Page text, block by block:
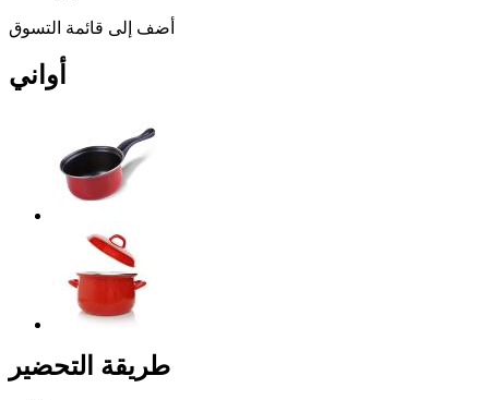
أضف إلى قائمة التسوق
أواني
طريقة التحضير